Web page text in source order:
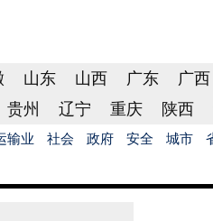
山东 山西 广东 广西
贵州 辽宁 重庆 陕西
输业 社会 政府 安全 城市